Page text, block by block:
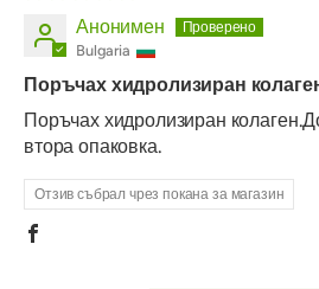
Анонимен
Bulgaria
Поръчах хидролизиран
Поръчах хидролизиран
втора опаковка.
Отзив събрал чрез покана за магазин